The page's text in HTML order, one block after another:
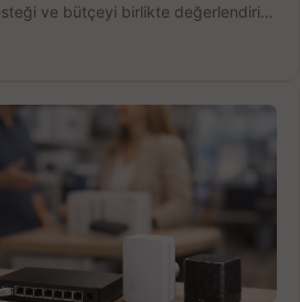
ve bütçeyi birlikte değerlendirin;